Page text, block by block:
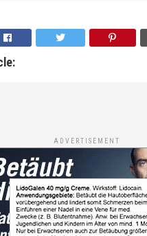
ADVERTISEMENT